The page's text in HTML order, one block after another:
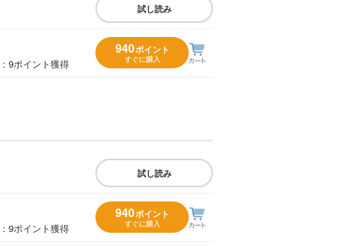
試し読み
：9ポイント獲得
940ポイント
すぐに購入
試し読み
：9ポイント獲得
940ポイント
すぐに購入